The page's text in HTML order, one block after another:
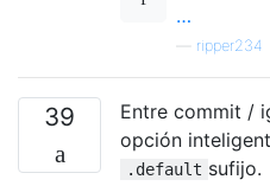
…
ripper234
39
Entre commit /
opción
.default sufijo.